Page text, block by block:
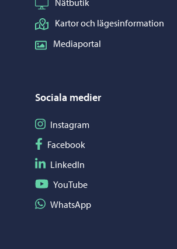
Nätbutik
Kartor och lägesinformation
Mediaportal
Sociala medier
Följ på Instagram
Instagram
Följ på Facebook
Facebook
Följ på LinkedIn
LinkedIn
Följ på YouTube
YouTube
Dela på WhatsApp
WhatsApp